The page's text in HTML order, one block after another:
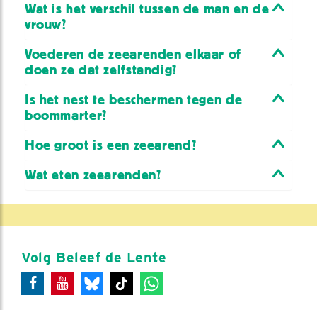
Wat is het verschil tussen de man en de
vrouw?
Voederen de zeearenden elkaar of
doen ze dat zelfstandig?
Is het nest te beschermen tegen de
boommarter?
Hoe groot is een zeearend?
Wat eten zeearenden?
Volg Beleef de Lente